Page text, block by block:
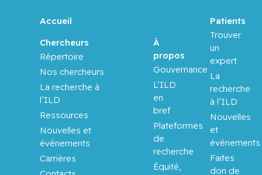
Accueil
Chercheurs
Répertoire
Nos chercheurs
La recherche à
l’ILD
Ressources
Nouvelles et
événements
Carrières
À
propos
Gouvernance
L’ILD
en
bref
Plateformes
de
recherche
Équité,
Patients
Trouver
un
expert
La
recherche
à l’ILD
Nouvelles
et
événements
Faites
don de